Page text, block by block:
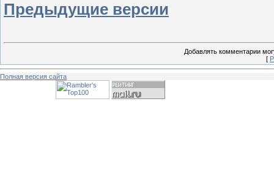
Предыдущие версии
Добавлять комментарии
[
Полная версия сайта